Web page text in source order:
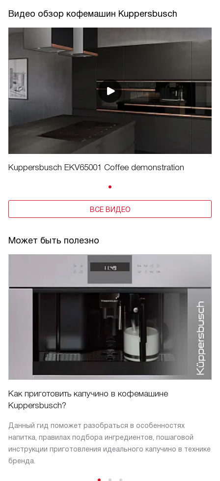
Видео обзор кофемашин Kuppersbusch
Kuppersbusch EKV65001 Coffee demonstration
ВСЕ ВИДЕО
Может быть полезно
Как приготовить капучино в кофемашине
Kuppersbusch?
Данный гид поможет разобраться в особенностях
напитка, правилах подбора ингредиентов, пошаговой
инструкции приготовления идеального капучино в технике
бренда.